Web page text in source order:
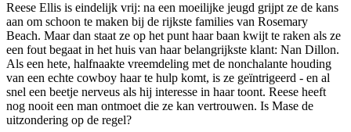
Reese Ellis is eindelijk vrij: na een moeilijke jeugd grijpt ze de kans
aan om schoon te maken bij de rijkste families van Rosemary
Beach. Maar dan staat ze op het punt haar baan kwijt te raken als ze
een fout begaat in het huis van haar belangrijkste klant: Nan Dillon.
Als een hete, halfnaakte vreemdeling met de nonchalante houding
van een echte cowboy haar te hulp komt, is ze geïntrigeerd - en al
snel een beetje nerveus als hij interesse in haar toont. Reese heeft
nog nooit een man ontmoet die ze kan vertrouwen. Is Mase de
uitzondering op de regel?